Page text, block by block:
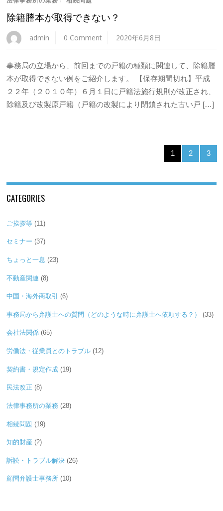
除籍謄本が取得できない？
admin 0 Comment 2020年6月8日
事務局の立場から、前回までの戸籍の種類に関連して、除籍謄
本が取得できない例をご紹介します。 【保存期間切れ】平成
２２年（２０１０年）６月１日に戸籍法施行規則が改正され、
除籍及び改製原戸籍（戸籍の改製により閉鎖された古い戸 […]
1 2 3
CATEGORIES
ご挨拶等 (11)
セミナー (37)
ちょっと一息 (23)
不動産関連 (8)
中国・海外商取引 (6)
事務局から弁護士への質問（どのような時に弁護士へ依頼する？） (33)
会社法関係 (65)
労働法・従業員とのトラブル (12)
契約書・規定作成 (19)
民法改正 (8)
法律事務所の業務 (28)
相続問題 (19)
知的財産 (2)
訴訟・トラブル解決 (26)
顧問弁護士事務所 (10)